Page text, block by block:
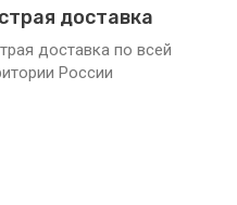
доставка
доставка по всей
России